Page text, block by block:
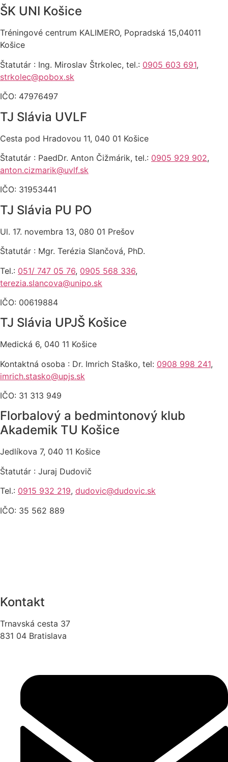
ŠK UNI Košice
Tréningové centrum KALIMERO, Popradská 15,04011
Košice
Štatutár : Ing. Miroslav Štrkolec, tel.: 0905 603 691,
strkolec@pobox.sk
IČO: 47976497
TJ Slávia UVLF
Cesta pod Hradovou 11, 040 01 Košice
Štatutár : PaedDr. Anton Čižmárik, tel.: 0905 929 902,
anton.cizmarik@uvlf.sk
IČO: 31953441
TJ Slávia PU PO
Ul. 17. novembra 13, 080 01 Prešov
Štatutár : Mgr. Terézia Slančová, PhD.
Tel.: 051/ 747 05 76, 0905 568 336,
terezia.slancova@unipo.sk
IČO: 00619884
TJ Slávia UPJŠ Košice
Medická 6, 040 11 Košice
Kontaktná osoba : Dr. Imrich Staško, tel: 0908 998 241,
imrich.stasko@upjs.sk
IČO: 31 313 949
Florbalový a bedmintonový klub
Akademik TU Košice
Jedlíkova 7, 040 11 Košice
Štatutár : Juraj Dudovič
Tel.: 0915 932 219, dudovic@dudovic.sk
IČO: 35 562 889
Kontakt
Trnavská cesta 37
831 04 Bratislava